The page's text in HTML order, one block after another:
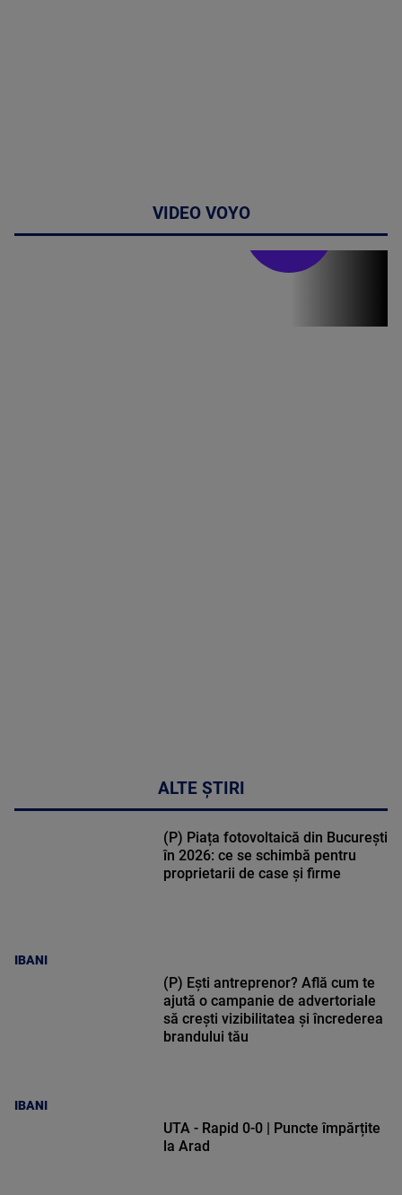
VIDEO VOYO
ALTE ȘTIRI
IBANI
(P) Piața fotovoltaică din București
în 2026: ce se schimbă pentru
proprietarii de case și firme
IBANI
(P) Ești antreprenor? Află cum te
ajută o campanie de advertoriale
să crești vizibilitatea și încrederea
brandului tău
UTA - Rapid 0-0 | Puncte împărțite
la Arad